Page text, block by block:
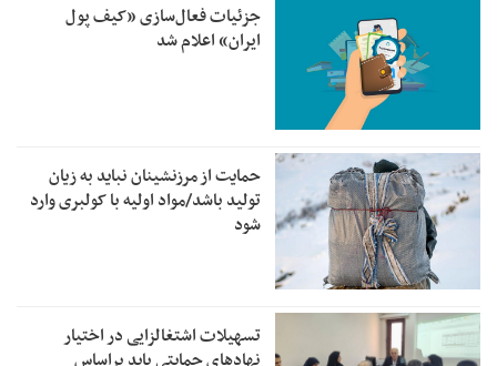
جزئیات فعال‌سازی «کیف پول
ایران» اعلام شد
حمایت از مرزنشینان نباید به زیان
تولید باشد/مواد اولیه با کولبری وارد
شود
تسهیلات اشتغالزایی در اختیار
نهادهای حمایتی باید براساس